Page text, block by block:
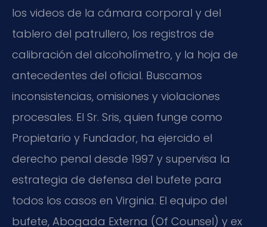
los videos de la cámara corporal y del
tablero del patrullero, los registros de
calibración del alcoholímetro, y la hoja de
antecedentes del oficial. Buscamos
inconsistencias, omisiones y violaciones
procesales. El Sr. Sris, quien funge como
Propietario y Fundador, ha ejercido el
derecho penal desde 1997 y supervisa la
estrategia de defensa del bufete para
todos los casos en Virginia. El equipo del
bufete, Abogada Externa (Of Counsel) y ex